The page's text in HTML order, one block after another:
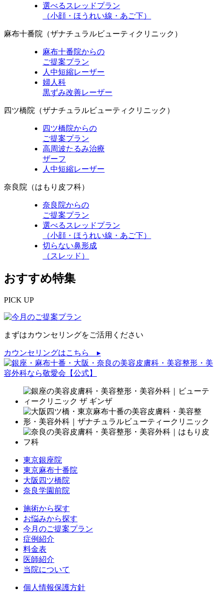
選べるスレッドプラン
（小顔・ほうれい線・あご下）
麻布十番院 （ザナチュラルビューティクリニック）
麻布十番院からの
ご提案プラン
人中短縮レーザー
婦人科
黒ずみ改善レーザー
四ツ橋院 （ザナチュラルビューティクリニック）
四ツ橋院からの
ご提案プラン
高周波たるみ治療
ザーフ
人中短縮レーザー
奈良院 （はもり皮フ科）
奈良院からの
ご提案プラン
選べるスレッドプラン
（小顔・ほうれい線・あご下）
切らない鼻形成
（スレッド）
おすすめ特集
PICK UP
まずはカウンセリングをご活用ください
カウンセリングはこちら ▸
東京銀座院
東京麻布十番院
大阪四ツ橋院
奈良学園前院
施術から探す
お悩みから探す
今月のご提案プラン
症例紹介
料金表
医師紹介
当院について
個人情報保護方針